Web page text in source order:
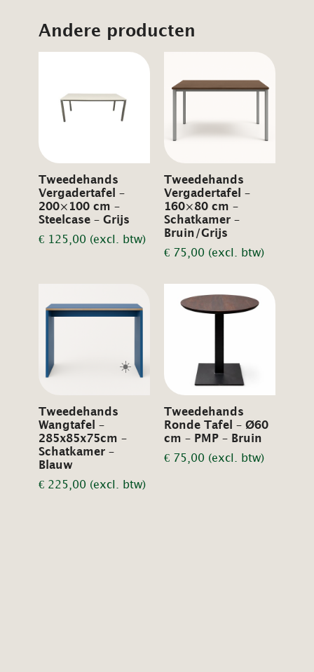
Andere producten
Tweedehands
Vergadertafel –
200×100 cm –
Steelcase – Grijs
€ 125,00 (excl. btw)
Tweedehands
Vergadertafel –
160×80 cm –
Schatkamer –
Bruin/Grijs
€ 75,00 (excl. btw)
Tweedehands
Wangtafel –
285x85x75cm –
Schatkamer –
Blauw
€ 225,00 (excl. btw)
Tweedehands
Ronde Tafel – Ø60
cm – PMP – Bruin
€ 75,00 (excl. btw)
☀️